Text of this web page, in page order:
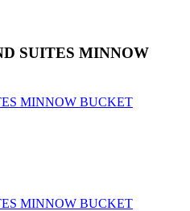
SUITES MINNOW
MINNOW BUCKET
MINNOW BUCKET